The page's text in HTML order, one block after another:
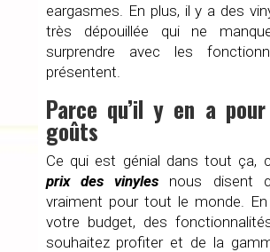
eargasmes. En plus, il y a des
très dépouillée qui ne
surprendre avec les
présentent.
Parce qu’il y en a
goûts
Ce qui est génial dans tout ça,
prix des vinyles nous disent
vraiment pour tout le monde.
votre budget, des
souhaitez profiter et de la